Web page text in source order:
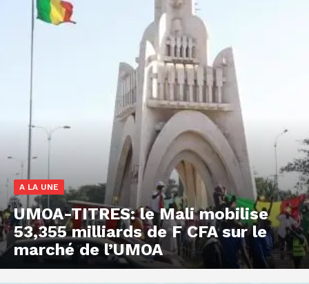
A LA UNE
UMOA-TITRES: le Mali mobilise
53,355 milliards de F CFA sur le
marché de l’UMOA